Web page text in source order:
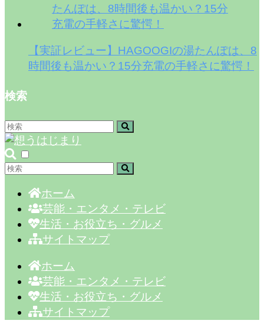
【実証レビュー】HAGOOGIの湯たんぽは、8
時間後も温かい？15分充電の手軽さに驚愕！
検索
ホーム
芸能・エンタメ・テレビ
生活・お役立ち・グルメ
サイトマップ
ホーム
芸能・エンタメ・テレビ
生活・お役立ち・グルメ
サイトマップ